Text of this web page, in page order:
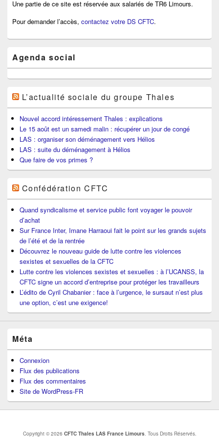
Une partie de ce site est réservée aux salariés de TR6 Limours.
Pour demander l’accès, contactez votre DS CFTC.
Agenda social
L’actualité sociale du groupe Thales
Nouvel accord intéressement Thales : explications
Le 15 août est un samedi malin : récupérer un jour de congé
LAS : organiser son déménagement vers Hélios
LAS : suite du déménagement à Hélios
Que faire de vos primes ?
Confédération CFTC
Quand syndicalisme et service public font voyager le pouvoir
d’achat
Sur France Inter, Imane Harraoui fait le point sur les grands sujets
de l’été et de la rentrée
Découvrez le nouveau guide de lutte contre les violences
sexistes et sexuelles de la CFTC
Lutte contre les violences sexistes et sexuelles : à l’UCANSS, la
CFTC signe un accord d’entreprise pour protéger les travailleurs
L’édito de Cyril Chabanier : face à l’urgence, le sursaut n’est plus
une option, c’est une exigence!
Méta
Connexion
Flux des publications
Flux des commentaires
Site de WordPress-FR
Copyright © 2026 CFTC Thales LAS France Limours. Tous Droits Réservés.